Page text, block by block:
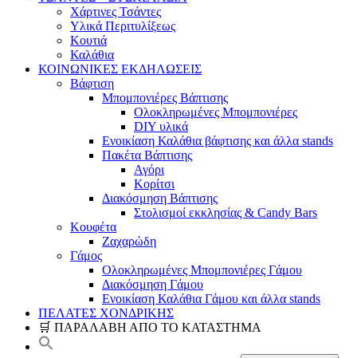
Χάρτινες Τσάντες
Υλικά Περιτυλίξεως
Κουτιά
Καλάθια
ΚΟΙΝΩΝΙΚΕΣ ΕΚΔΗΛΩΣΕΙΣ
Βάφτιση
Μπομπονιέρες Βάπτισης
Ολοκληρωμένες Μπομπονιέρες
DIY υλικά
Ενοικίαση Καλάθια βάφτισης και άλλα stands
Πακέτα Βάπτισης
Αγόρι
Κορίτσι
Διακόσμηση Βάπτισης
Στολισμοί εκκλησίας & Candy Bars
Κουφέτα
Ζαχαρώδη
Γάμος
Ολοκληρωμένες Μπομπονιέρες Γάμου
Διακόσμηση Γάμου
Ενοικίαση Καλάθια Γάμου και άλλα stands
ΠΕΛΑΤΕΣ ΧΟΝΔΡΙΚΗΣ
🛒 ΠΑΡΑΛΑΒΗ ΑΠΟ ΤΟ ΚΑΤΑΣΤΗΜΑ